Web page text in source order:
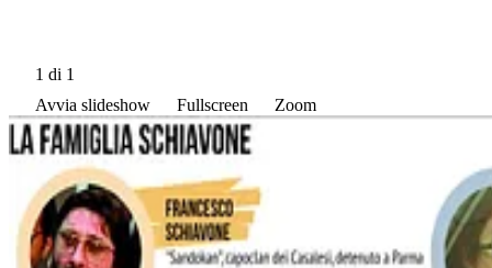
1 di 1
Avvia slideshow
Fullscreen Zoom